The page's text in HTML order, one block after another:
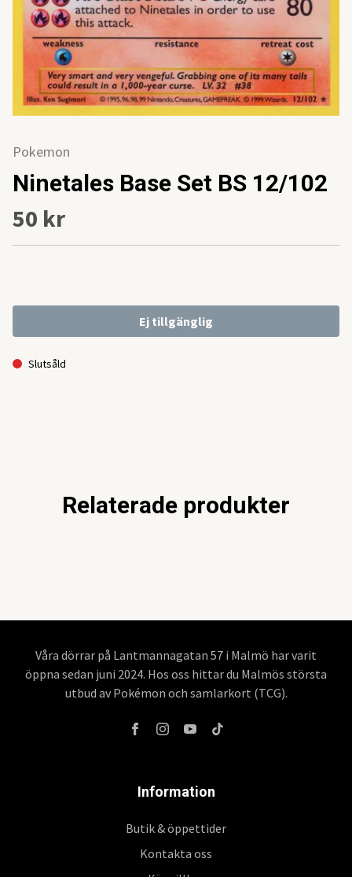
Pokemon
Ninetales Base Set BS 12/102
50 kr
Ej tillgänglig
Slutsåld
Relaterade produkter
Våra dörrar på Lantmannagatan 57 i Malmö har varit
öppna sedan juni 2024. Hos oss hittar du Malmös största
utbud av Pokémon och samlarkort (TCG).
Information
Butik & öppettider
Kontakta oss